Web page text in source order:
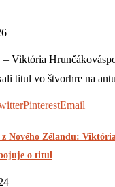
Viktória
titul vo štvorhre na
PinterestEmail
z Nového Zélandu:
o titul